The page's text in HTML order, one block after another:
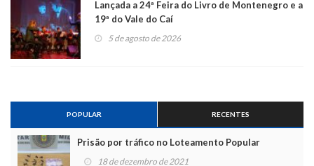
Lançada a 24ª Feira do Livro de Montenegro e a
19ª do Vale do Caí
5 de agosto de 2026
POPULAR RECENTES
Prisão por tráfico no Loteamento Popular
18 de dezembro de 2021